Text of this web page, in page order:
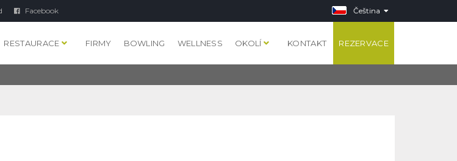
Facebook Čeština
RESTAURACE FIRMY BOWLING WELLNESS OKOLÍ KONTAKT REZERVACE